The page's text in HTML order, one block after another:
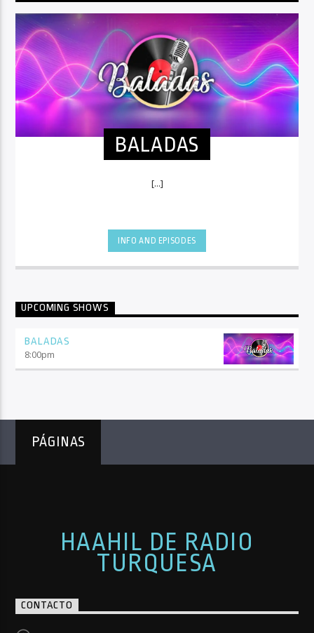
BALADAS
[...]
INFO AND EPISODES
UPCOMING SHOWS
BALADAS
8:00pm
PÁGINAS
HAAHIL DE RADIO
TURQUESA
CONTACTO